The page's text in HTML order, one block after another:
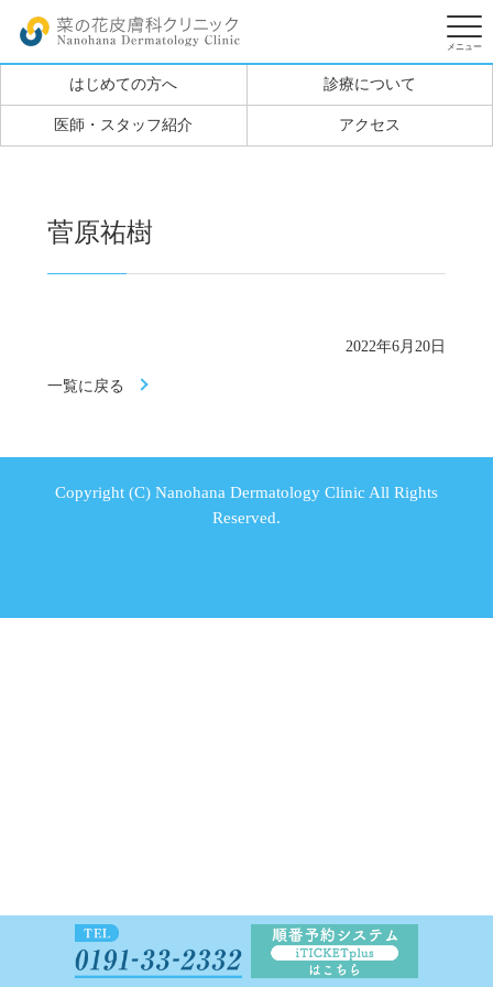
はじめての方へ 診療について
医師・スタッフ紹介 アクセス
菅原祐樹
2022年6月20日
一覧に戻る
Copyright (C) Nanohana Dermatology Clinic All Rights
Reserved.